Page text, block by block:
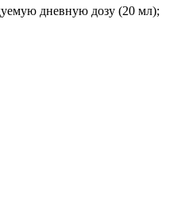
дневную дозу (20 мл);